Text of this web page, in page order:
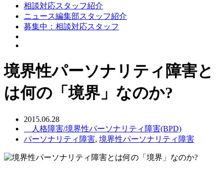
相談対応スタッフ紹介
ニュース編集部スタッフ紹介
募集中：相談対応スタッフ
境界性パーソナリティ障害と
は何の「境界」なのか?
2015.06.28
人格障害/境界性パーソナリティ障害(BPD)
パーソナリティ障害, 境界性パーソナリティ障害